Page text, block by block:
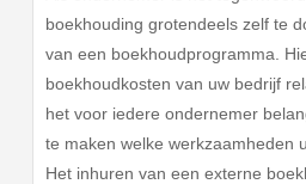
boekhouding grotendeels zelf te
van een boekhoudprogramma.
boekhoudkosten van uw bedrijf
het voor iedere ondernemer
te maken welke werkzaamheden
Het inhuren van een externe